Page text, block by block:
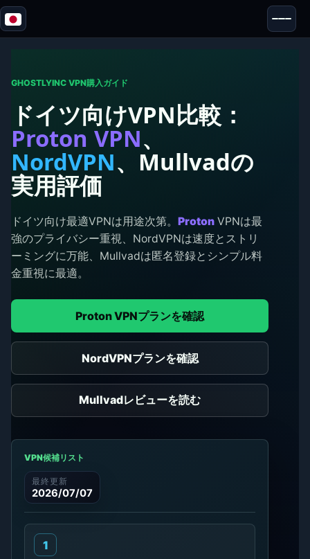
Blazor
ツール
テストとレビュー
GHOSTLYINC VPN購入ガイド
ドイツ向けVPN比較：
Proton VPN、
NordVPN、Mullvadの
実用評価
ドイツ向け最適VPNは用途次第。 Proton VPNは最
強のプライバシー重視、NordVPNは速度とストリ
ーミングに万能、Mullvadは匿名登録とシンプル料
金重視に最適。
Proton VPNプランを確認
NordVPNプランを確認
Mullvadレビューを読む
VPN候補リスト
最終更新
2026/07/07